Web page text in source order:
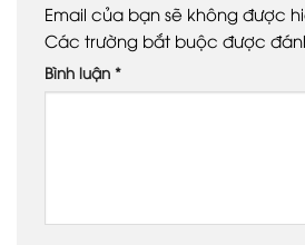
Email của bạn sẽ không được
Các trường bắt buộc được
Bình luận *